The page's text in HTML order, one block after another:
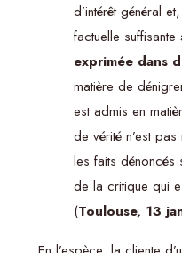
d’intérêt général
factuelle suffisante
exprimée dans
matière de
est admis en
de vérité n’est
les faits dénoncés
de la critique qui
(Toulouse, 13